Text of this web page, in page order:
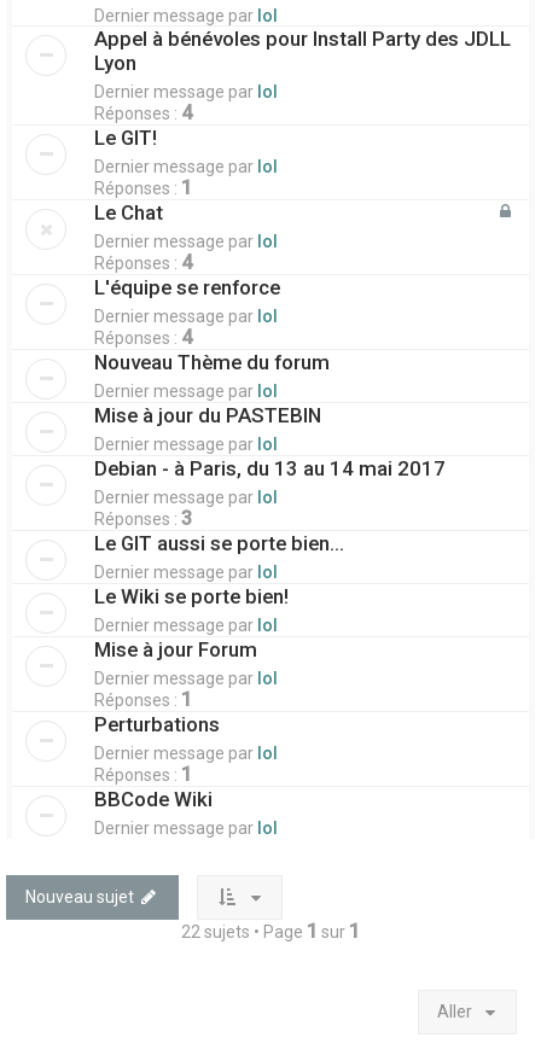
Dernier message par lol
Appel à bénévoles pour Install Party des JDLL
Lyon
Dernier message par lol
Réponses : 4
Le GIT!
Dernier message par lol
Réponses : 1
Le Chat
Dernier message par lol
Réponses : 4
L'équipe se renforce
Dernier message par lol
Réponses : 4
Nouveau Thème du forum
Dernier message par lol
Mise à jour du PASTEBIN
Dernier message par lol
Debian - à Paris, du 13 au 14 mai 2017
Dernier message par lol
Réponses : 3
Le GIT aussi se porte bien...
Dernier message par lol
Le Wiki se porte bien!
Dernier message par lol
Mise à jour Forum
Dernier message par lol
Réponses : 1
Perturbations
Dernier message par lol
Réponses : 1
BBCode Wiki
Dernier message par lol
Nouveau sujet
22 sujets • Page 1 sur 1
Aller